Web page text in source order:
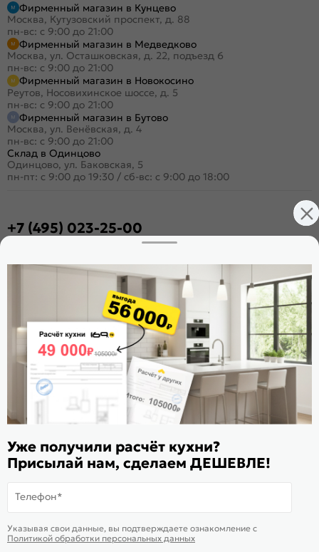
Фирменный магазин в Кунцево
Москва, Кутузовский проспект, д. 88
пн-вс: с 9:00 до 21:00
Фирменный магазин в Медведково
Москва, ул. Осташковская, д. 22, подъезд 6
пн-вс: с 9:00 до 21:00
Фирменный магазин в Новокосино
Реутов, Носовихинское шоссе, д. 5
пн-вс: с 9:00 до 21:00
Фирменный магазин в Бутово
Москва, ул. Венёвская, д. 4
пн-вс: с 9:00 до 21:00
Склад в Одинцово
Одинцово, ул. Баковская, 5
пн-пт: с 9:00 до 19:30 / сб-вс: с 9:00 до 18:00
+7 (495) 023-25-00
Стать дилером
Расскажите о нас
Поделиться
Оцените магазин
ИКС 1180
© 2015—2026 Интернет-магазин мебели Mebel169.ru
Пользовательское соглашение
Карта сайта
технологии
Уже получили расчёт кухни?
Присылай нам, сделаем ДЕШЕВЛЕ!
Телефон*
Указывая свои данные, вы подтверждаете ознакомление c
Политикой обработки персональных данных